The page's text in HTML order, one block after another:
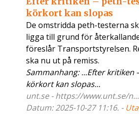
körkort kan slopas
De omstridda peth-testerna
ligga till grund för
föreslår Transportstyrelsen.
ska nu ut på remiss.
Sammanhang: ...Efter kritiken
körkort kan slopas...
unt.se - https://www.unt.se/
Datum: 2025-10-27 11:16. -